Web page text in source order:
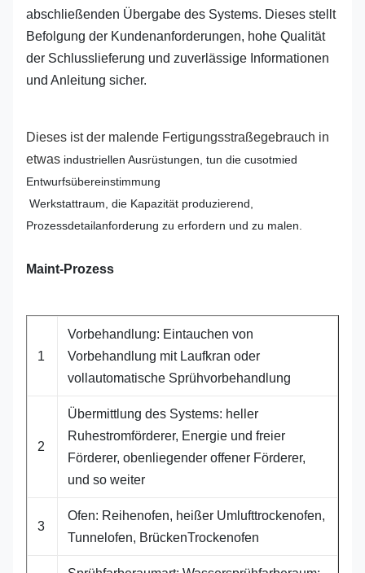
abschließenden Übergabe des Systems. Dieses stellt
Befolgung der Kundenanforderungen, hohe Qualität
der Schlusslieferung und zuverlässige Informationen
und Anleitung sicher.
Dieses ist der malende Fertigungsstraßegebrauch in
etwas industriellen Ausrüstungen, tun die cusotmied
Entwurfsübereinstimmung
Werkstattraum, die Kapazität produzierend,
Prozessdetailanforderung zu erfordern und zu malen.
Maint-Prozess
1
Vorbehandlung: Eintauchen von
Vorbehandlung mit Laufkran oder
vollautomatische Sprühvorbehandlung
2
Übermittlung des Systems: heller
Ruhestromförderer, Energie und freier
Förderer, obenliegender offener Förderer,
und so weiter
3
Ofen: Reihenofen, heißer Umlufttrockenofen,
Tunnelofen, BrückenTrockenofen